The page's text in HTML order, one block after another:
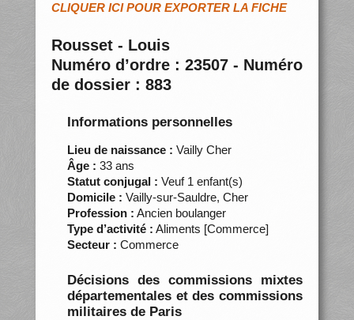
CLIQUER ICI POUR EXPORTER LA FICHE
Rousset - Louis
Numéro d’ordre : 23507 - Numéro
de dossier : 883
Informations personnelles
Lieu de naissance : Vailly Cher
Âge : 33 ans
Statut conjugal : Veuf 1 enfant(s)
Domicile : Vailly-sur-Sauldre, Cher
Profession : Ancien boulanger
Type d’activité : Aliments [Commerce]
Secteur : Commerce
Décisions des commissions mixtes
départementales et des commissions
militaires de Paris